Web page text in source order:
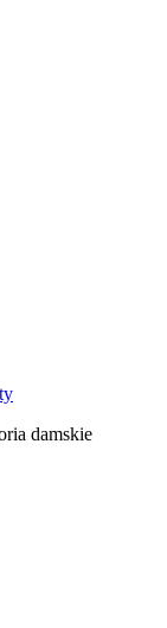
damskie